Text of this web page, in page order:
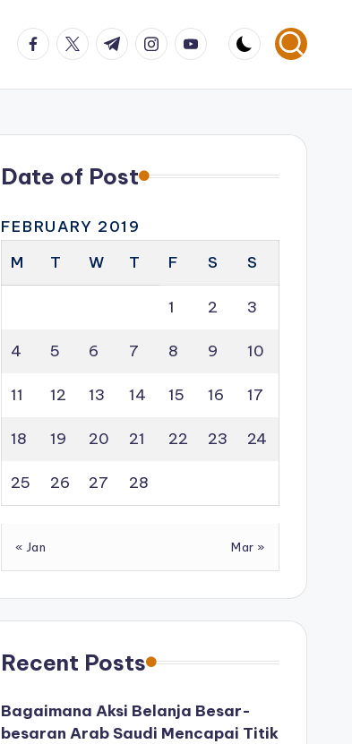
facebook.com
twitter.com
t.me instagram.com
youtube.com
Date of Post
FEBRUARY 2019
M
T W T F S S
1 2 3
4 5 6 7 8 9 10
11 12 13 14 15 16 17
18 19 20 21 22 23 24
25 26 27 28
« Jan Mar »
Recent Posts
Bagaimana Aksi Belanja Besar-
besaran Arab Saudi Mencapai Titik